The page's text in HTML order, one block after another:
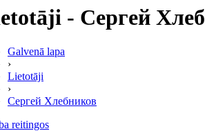
- Сергей
Galvenā lapa
›
Lietotāji
›
Сергей Хлебников
reitingos